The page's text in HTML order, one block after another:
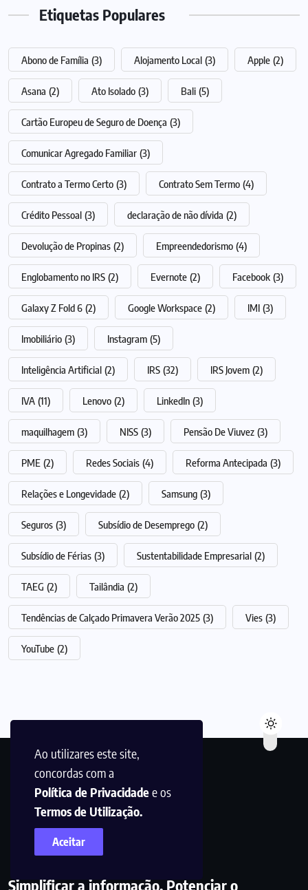
Ao utilizares este site,
concordas com a
Política de Privacidadee os
Termos de Utilização.
Aceitar
Etiquetas Populares
Abono de Família (3) Alojamento Local (3) Apple (2)
Asana (2) Ato Isolado (3) Bali (5)
Cartão Europeu de Seguro de Doença (3)
Comunicar Agregado Familiar (3)
Contrato a Termo Certo (3) Contrato Sem Termo (4)
Crédito Pessoal (3) declaração de não dívida (2)
Devolução de Propinas (2) Empreendedorismo (4)
Englobamento no IRS (2) Evernote (2) Facebook (3)
Galaxy Z Fold 6 (2) Google Workspace (2) IMI (3)
Imobiliário (3) Instagram (5)
Inteligência Artificial (2) IRS (32) IRS Jovem (2)
IVA (11) Lenovo (2) LinkedIn (3)
maquilhagem (3) NISS (3) Pensão De Viuvez (3)
PME (2) Redes Sociais (4) Reforma Antecipada (3)
Relações e Longevidade (2) Samsung (3)
Seguros (3) Subsídio de Desemprego (2)
Subsídio de Férias (3) Sustentabilidade Empresarial (2)
TAEG (2) Tailândia (2)
Tendências de Calçado Primavera Verão 2025 (3) Vies (3)
YouTube (2)
Simplificar a informação. Potenciar o